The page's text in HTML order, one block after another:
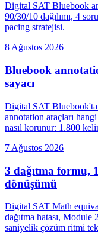
Digital SAT Bluebook
90/30/10 dağılımı, 4
pacing stratejisi.
8 Ağustos 2026
Bluebook
sayacı
Digital SAT
annotation araçları
nasıl korunur: 1.800
7 Ağustos 2026
3 dağıtma formu,
dönüşümü
Digital SAT Math
dağıtma hatası, Module
saniyelik çözüm ritmi